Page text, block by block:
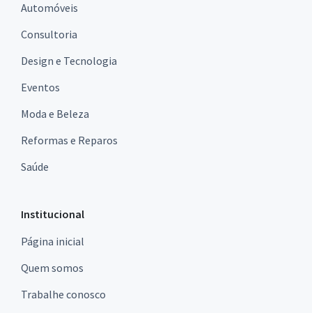
Automóveis
Consultoria
Design e Tecnologia
Eventos
Moda e Beleza
Reformas e Reparos
Saúde
Institucional
Página inicial
Quem somos
Trabalhe conosco